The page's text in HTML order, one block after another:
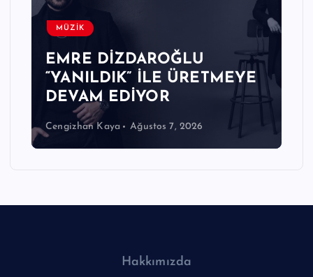
MÜZİK
EMRE DİZDAROĞLU
“YANILDIK” İLE ÜRETMEYE
DEVAM EDİYOR
Cengizhan Kaya Ağustos 7, 2026
Hakkımızda